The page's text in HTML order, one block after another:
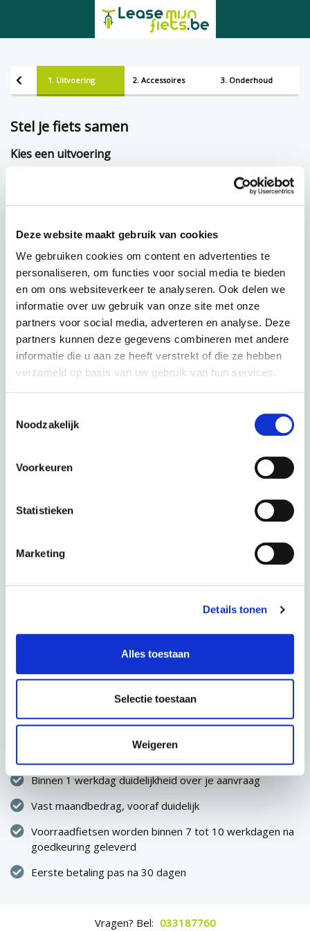
Deze website maakt gebruik van cookies
We gebruiken cookies om content en advertenties te
personaliseren, om functies voor social media te bieden
en om ons websiteverkeer te analyseren. Ook delen we
informatie over uw gebruik van onze site met onze
partners voor social media, adverteren en analyse. Deze
partners kunnen deze gegevens combineren met andere
informatie die u aan ze heeft verstrekt of die ze hebben
verzameld op basis van uw gebruik van hun services.
Noodzakelijk
Voorkeuren
Statistieken
Marketing
Details tonen
Alles toestaan
Selectie toestaan
Weigeren
1. Uitvoering 2. Accessoires 3. Onderhoud
Stel je fiets samen
Kies een uitvoering
Lening op afbetaling bij Lease-mijn-fiets.be
kleur: Diamondblack Glossy
114,05 p.m.
Deze fiets in een andere kleur :
Periode
60 Maanden
CONFIGURATIE OPSLAAN
Direct eigenaar van de fiets
Geen eenmalige hoge uitgave
Binnen 1 werkdag duidelijkheid over je aanvraag
Vast maandbedrag, vooraf duidelijk
Voorraadfietsen worden binnen 7 tot 10 werkdagen na
goedkeuring geleverd
Eerste betaling pas na 30 dagen
Vragen? Bel: 033187760